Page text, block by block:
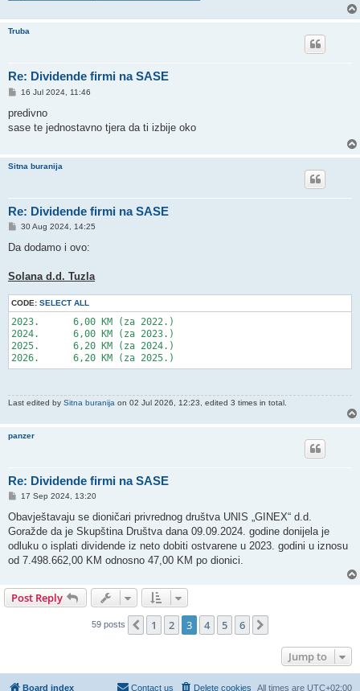
Truba
Re: Dividende firmi na SASE
P
s
16 Jul 2024, 11:46
predivno
sase te jednostavno tjera da ti izbije oko
Sitna buranija
Re: Dividende firmi na SASE
P
s
30 Aug 2024, 14:25
Da dodamo i ovo:
Solana d.d. Tuzla
CODE: SELECT ALL
2023.      6,00 KM (za 2022.)
2024.      6,00 KM (za 2023.)
2025.      6,20 KM (za 2024.)
Last edited by Sitna buranija on 02 Jul 2026, 12:23, edited 3 times in total.
panzer
Re: Dividende firmi na SASE
P
s
17 Sep 2024, 13:20
Obavještavaju se dioničari privrednog društva UNIS „GINEX“ d.d.
Goražde da je Skupština Društva dana 09.09.2024. godine donijela je
odluku o isplati dividende iz neto dobiti ostvarene u 2023. godini u iznosu
od 7.498.662,00 KM odnosno 47,00 KM po dionici.
Post Reply
59 posts Previous
1 2 3 4 5 6
Jump to
Board index All times are UTC+02:00
Delete cookies
Contact us